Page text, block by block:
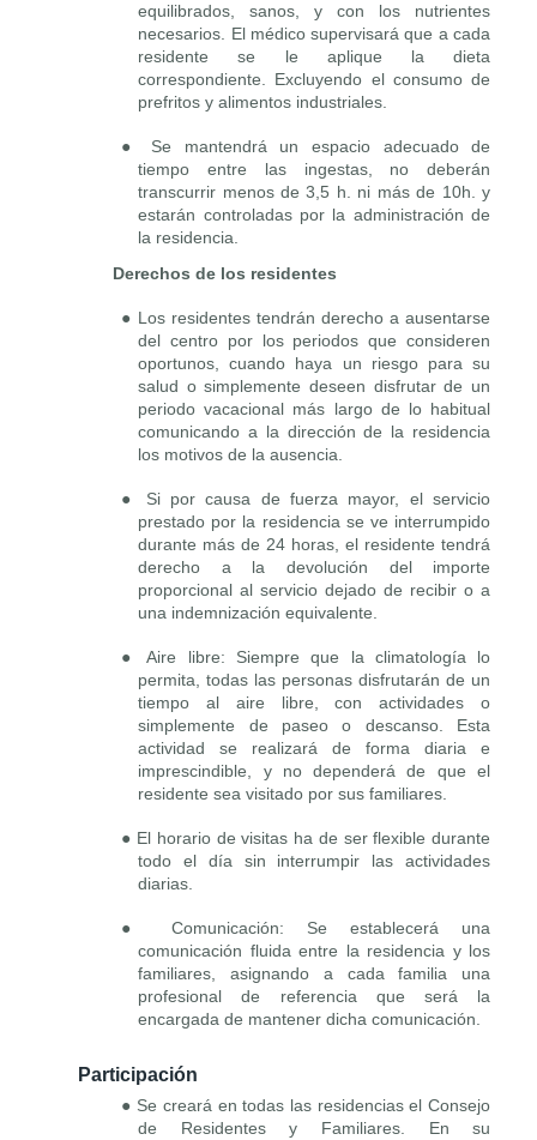
equilibrados, sanos, y con los nutrientes
necesarios. El médico supervisará que a cada
residente se le aplique la dieta
correspondiente. Excluyendo el consumo de
prefritos y alimentos industriales.
● Se mantendrá un espacio adecuado de
tiempo entre las ingestas, no deberán
transcurrir menos de 3,5 h. ni más de 10h. y
estarán controladas por la administración de
la residencia.
Derechos de los residentes
● Los residentes tendrán derecho a ausentarse
del centro por los periodos que consideren
oportunos, cuando haya un riesgo para su
salud o simplemente deseen disfrutar de un
periodo vacacional más largo de lo habitual
comunicando a la dirección de la residencia
los motivos de la ausencia.
● Si por causa de fuerza mayor, el servicio
prestado por la residencia se ve interrumpido
durante más de 24 horas, el residente tendrá
derecho a la devolución del importe
proporcional al servicio dejado de recibir o a
una indemnización equivalente.
● Aire libre: Siempre que la climatología lo
permita, todas las personas disfrutarán de un
tiempo al aire libre, con actividades o
simplemente de paseo o descanso. Esta
actividad se realizará de forma diaria e
imprescindible, y no dependerá de que el
residente sea visitado por sus familiares.
● El horario de visitas ha de ser flexible durante
todo el día sin interrumpir las actividades
diarias.
● Comunicación: Se establecerá una
comunicación fluida entre la residencia y los
familiares, asignando a cada familia una
profesional de referencia que será la
encargada de mantener dicha comunicación.
Participación
● Se creará en todas las residencias el Consejo
de Residentes y Familiares. En su